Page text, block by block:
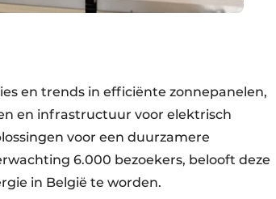
en trends in efficiënte zonnepanelen,
en infrastructuur voor elektrisch
voor een duurzamere
6.000 bezoekers, belooft deze
in België te worden.